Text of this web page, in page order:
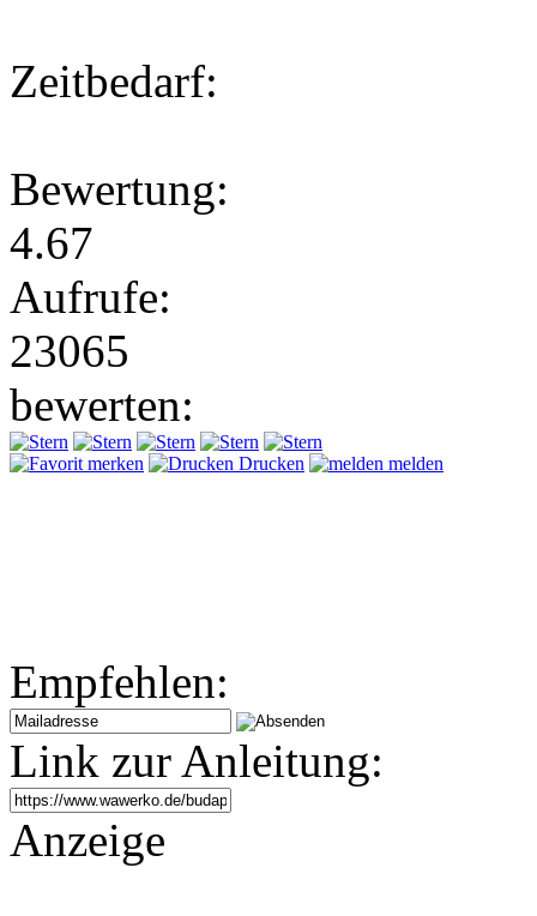
Zeitbedarf:
Bewertung:
4.67
Aufrufe:
23065
bewerten:
merken Drucken melden
Empfehlen:
Link zur Anleitung:
Anzeige